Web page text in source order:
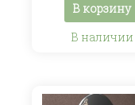
В корзину
В наличии